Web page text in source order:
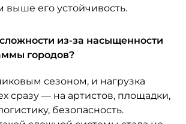
выше его устойчивость.
из-за насыщенности
городов?
сезоном, и нагрузка
сразу — на артистов, площадки,
безопасность.